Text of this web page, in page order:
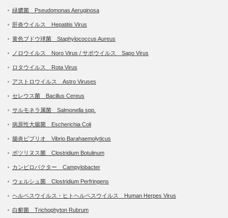
緑膿菌 Pseudomonas Aeruginosa
肝炎ウイルス Hepatitis Virus
黄色ブドウ球菌 Staphylococcus Aureus
ノロウイルス Noro Virus / サポウイルス Sapo Virus
ロタウイルス Rota Virus
アストロウイルス Astro Viruses
セレウス菌 Bacillus Cereus
サルモネラ属菌 Salmonella spp.
病原性大腸菌 Escherichia Coli
腸炎ビブリオ Vibrio Barahaemolyticus
ボツリヌス菌 Clostridium Botulinum
カンピロバクター Campylobacter
ウェルシュ菌 Clostridium Perfringens
ヘルペスウイルス・ヒトヘルペスウイルス Human Herpes Virus
白癬菌 Trichophyton Rubrum